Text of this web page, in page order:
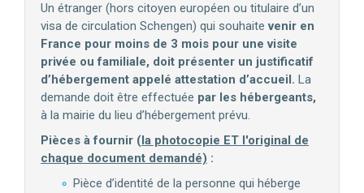
Un étranger (hors citoyen européen ou titulaire d’un
visa de circulation Schengen) qui souhaitevenir en
France pour moins de 3 mois pour une visite
privée ou familiale, doit présenter un justificatif
d’hébergement appelé attestation d’accueil. La
demande doit être effectuée par les hébergeants,
à la mairie du lieu d’hébergement prévu.
Pièces à fournir (la photocopie ET l'original de
chaque document demandé) :
Pièce d’identité de la personne qui héberge